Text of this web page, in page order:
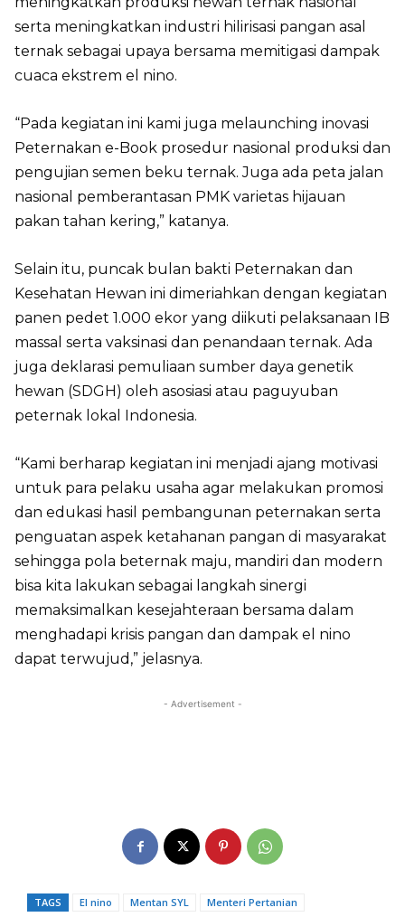
serta meningkatkan industri hilirisasi pangan asal
ternak sebagai upaya bersama memitigasi dampak
cuaca ekstrem el nino.
“Pada kegiatan ini kami juga melaunching inovasi
Peternakan e-Book prosedur nasional produksi dan
pengujian semen beku ternak. Juga ada peta jalan
nasional pemberantasan PMK varietas hijauan
pakan tahan kering,” katanya.
Selain itu, puncak bulan bakti Peternakan dan
Kesehatan Hewan ini dimeriahkan dengan kegiatan
panen pedet 1.000 ekor yang diikuti pelaksanaan IB
massal serta vaksinasi dan penandaan ternak. Ada
juga deklarasi pemuliaan sumber daya genetik
hewan (SDGH) oleh asosiasi atau paguyuban
peternak lokal Indonesia.
“Kami berharap kegiatan ini menjadi ajang motivasi
untuk para pelaku usaha agar melakukan promosi
dan edukasi hasil pembangunan peternakan serta
penguatan aspek ketahanan pangan di masyarakat
sehingga pola beternak maju, mandiri dan modern
bisa kita lakukan sebagai langkah sinergi
memaksimalkan kesejahteraan bersama dalam
menghadapi krisis pangan dan dampak el nino
dapat terwujud,” jelasnya.
- Advertisement -
TAGS El nino Mentan SYL
Menteri Pertanian